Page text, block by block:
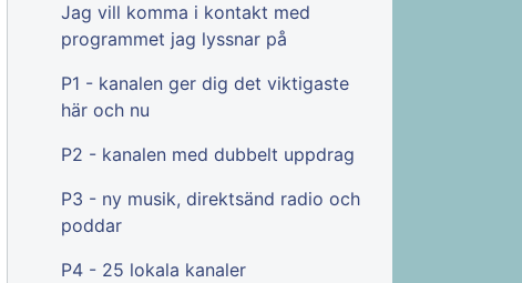
Jag vill komma i kontakt med
programmet jag lyssnar på
P1 - kanalen ger dig det viktigaste
här och nu
P2 - kanalen med dubbelt uppdrag
P3 - ny musik, direktsänd radio och
poddar
P4 - 25 lokala kanaler